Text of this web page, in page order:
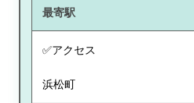
最寄駅
✅アクセス
浜松町